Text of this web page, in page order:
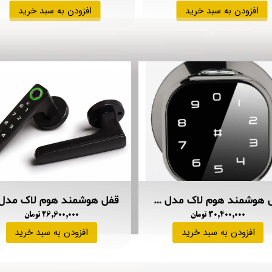
افزودن به سبد خرید افزودن به سبد خرید
۲۶,۶۰۰,۰۰۰ تومان
افزودن به سبد خرید
قفل هوشمند هوم لاک مدل B220
۳۰,۴۰۰,۰۰۰ تومان
افزودن به سبد خرید